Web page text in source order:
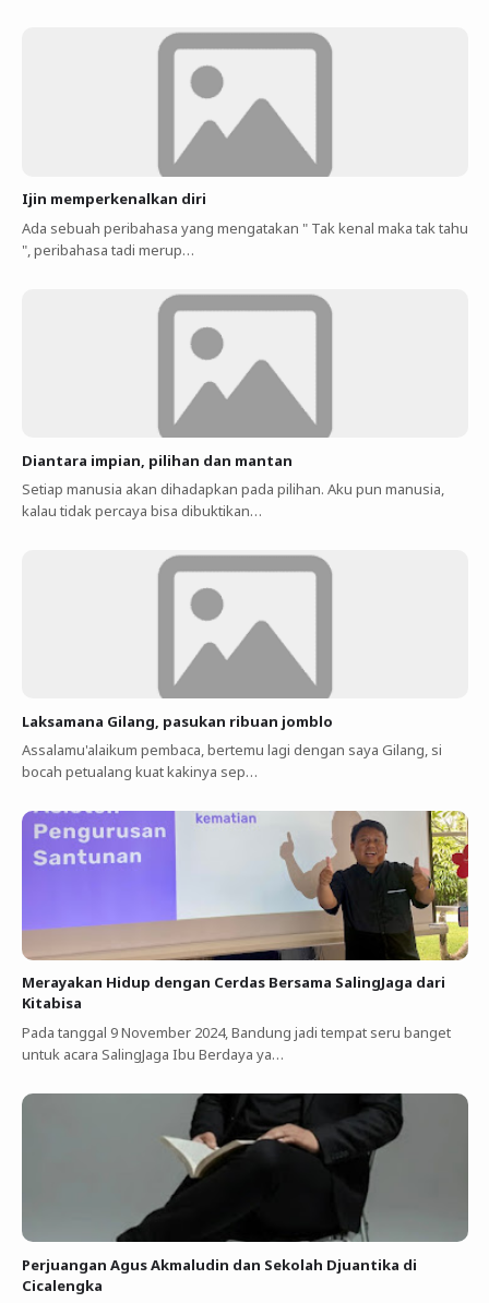
Ijin memperkenalkan diri
Ada sebuah peribahasa yang mengatakan " Tak kenal maka tak tahu
", peribahasa tadi merup…
Diantara impian, pilihan dan mantan
Setiap manusia akan dihadapkan pada pilihan. Aku pun manusia,
kalau tidak percaya bisa dibuktikan…
Laksamana Gilang, pasukan ribuan jomblo
Assalamu'alaikum pembaca, bertemu lagi dengan saya Gilang, si
bocah petualang kuat kakinya sep…
Merayakan Hidup dengan Cerdas Bersama SalingJaga dari
Kitabisa
Pada tanggal 9 November 2024, Bandung jadi tempat seru banget
untuk acara SalingJaga Ibu Berdaya ya…
Perjuangan Agus Akmaludin dan Sekolah Djuantika di
Cicalengka